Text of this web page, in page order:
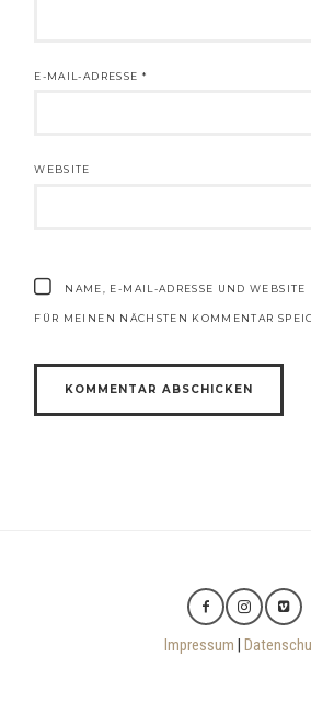
E-MAIL-ADRESSE *
WEBSITE
NAME, E-MAIL-ADRESSE UND WEBSITE
FÜR MEINEN NÄCHSTEN KOMMENTAR
Impressum |